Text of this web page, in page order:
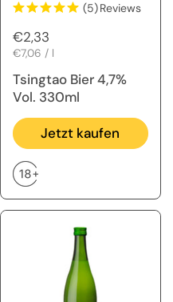
(5)Reviews
Regulärer Preis
€2,33
Stückpreis
€7,06 / l
Tsingtao Bier 4,7%
Vol. 330ml
Jetzt kaufen